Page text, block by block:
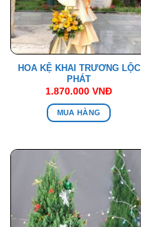
HOA KỆ KHAI TRƯƠNG LỘC
PHÁT
1.870.000 VNĐ
MUA HÀNG